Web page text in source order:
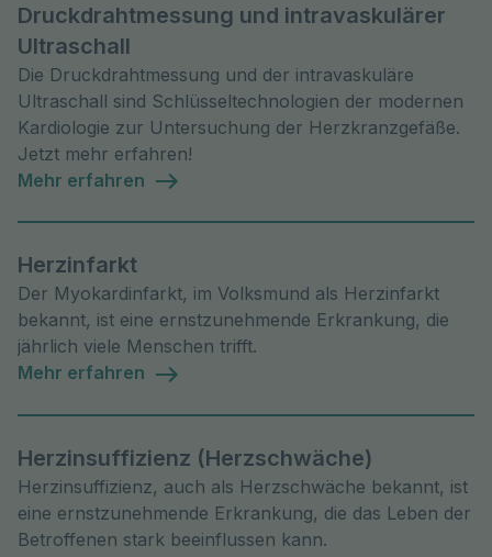
Druckdrahtmessung und intravaskulärer
Ultraschall
Die Druckdrahtmessung und der intravaskuläre
Ultraschall sind Schlüsseltechnologien der modernen
Kardiologie zur Untersuchung der Herzkranzgefäße.
Jetzt mehr erfahren!
Mehr erfahren
Herzinfarkt
Der Myokardinfarkt, im Volksmund als Herzinfarkt
bekannt, ist eine ernstzunehmende Erkrankung, die
jährlich viele Menschen trifft.
Mehr erfahren
Herzinsuffizienz (Herzschwäche)
Herzinsuffizienz, auch als Herzschwäche bekannt, ist
eine ernstzunehmende Erkrankung, die das Leben der
Betroffenen stark beeinflussen kann.